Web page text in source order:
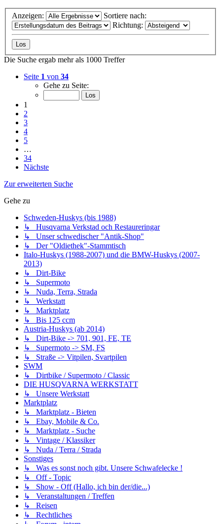
Anzeigen:
Sortiere nach:
Richtung:
Die Suche ergab mehr als 1000 Treffer
Seite 1 von 34
Gehe zu Seite:
1
2
3
4
5
…
34
Nächste
Zur erweiterten Suche
Gehe zu
Schweden-Huskys (bis 1988)
↳ Husqvarna Verkstad och Restaureringar
↳ Unser schwedischer "Antik-Shop"
↳ Der "Oldiethek"-Stammtisch
Italo-Huskys (1988-2007) und die BMW-Huskys (2007-
2013)
↳ Dirt-Bike
↳ Supermoto
↳ Nuda, Terra, Strada
↳ Werkstatt
↳ Marktplatz
↳ Bis 125 ccm
Austria-Huskys (ab 2014)
↳ Dirt-Bike -> 701, 901, FE, TE
↳ Supermoto -> SM, FS
↳ Straße -> Vitpilen, Svartpilen
SWM
↳ Dirtbike / Supermoto / Classic
DIE HUSQVARNA WERKSTATT
↳ Unsere Werkstatt
Marktplatz
↳ Marktplatz - Bieten
↳ Ebay, Mobile & Co.
↳ Marktplatz - Suche
↳ Vintage / Klassiker
↳ Nuda / Terra / Strada
Sonstiges
↳ Was es sonst noch gibt. Unsere Schwafelecke !
↳ Off - Topic
↳ Show - Off (Hallo, ich bin der/die...)
↳ Veranstaltungen / Treffen
↳ Reisen
↳ Rechtliches